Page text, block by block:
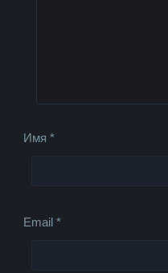
Имя*
Email*